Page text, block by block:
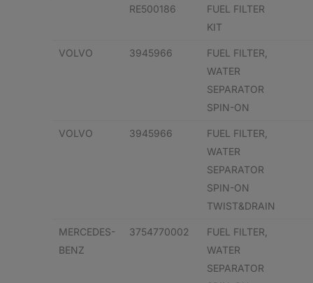
RE500186
FUEL FILTER
KIT
VOLVO 3945966
FUEL FILTER,
WATER
SEPARATOR
SPIN-ON
VOLVO 3945966
FUEL FILTER,
WATER
SEPARATOR
SPIN-ON
TWIST&DRAIN
MERCEDES-
BENZ
3754770002
FUEL FILTER,
WATER
SEPARATOR